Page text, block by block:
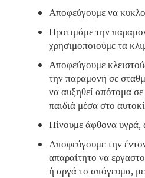
Αποφεύγουμε να
Προτιμάμε την
χρησιμοποιούμε τα
Αποφεύγουμε
την παραμονή σε
να αυξηθεί απότομα
παιδιά μέσα στο
Πίνουμε άφθονα
Αποφεύγουμε την
απαραίτητο να
ή αργά το απόγευμα,